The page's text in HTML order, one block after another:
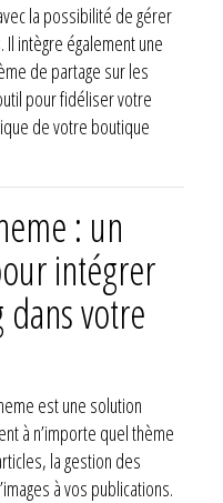
la possibilité de gérer
intègre également une
de partage sur les
pour fidéliser votre
de votre boutique
: un
intégrer
votre
est une solution
à n’importe quel thème
la gestion des
à vos publications.